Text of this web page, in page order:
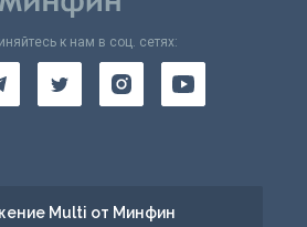
к нам в соц. сетях:
Multi от Минфин